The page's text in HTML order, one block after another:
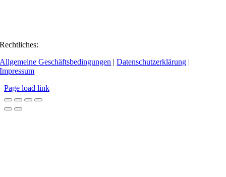
Rechtliches:
Allgemeine Geschäftsbedingungen |Datenschutzerklärung |
Impressum
Page load link